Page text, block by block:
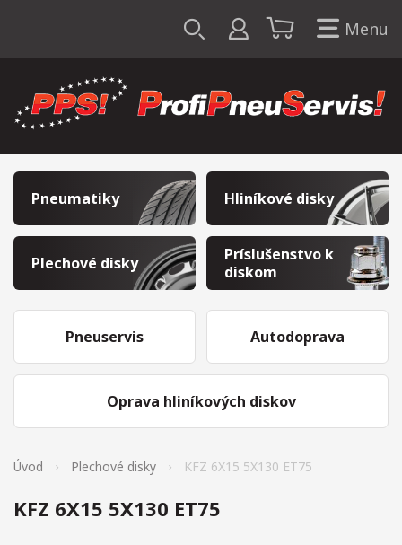
Menu
Pneumatiky Hliníkové disky
Plechové disky
Príslušenstvo k
diskom
Pneuservis
Oprava hliníkových diskov
Autodoprava
Úvod Plechové disky KFZ 6X15 5X130 ET75
KFZ 6X15 5X130 ET75